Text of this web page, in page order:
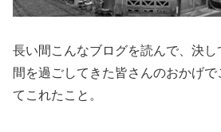
長い間こんなブログを読んで、決
間を過ごしてきた皆さんのおかげ
てこれたこと。